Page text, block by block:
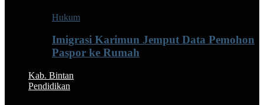
Hukum
Imigrasi Karimun Jemput Data Pemohon
Paspor ke Rumah
Kab. Bintan
Pendidikan